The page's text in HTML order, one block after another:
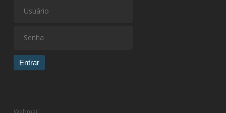
Entrar